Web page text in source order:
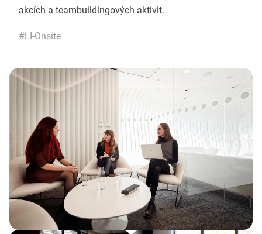
akcích a teambuildingových aktivit.
#LI-Onsite